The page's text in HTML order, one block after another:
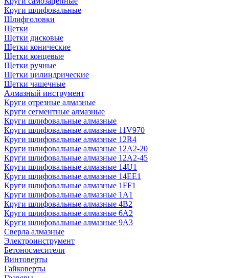
Круги шлифовальные
Шлифголовки
Щетки
Щетки дисковые
Щетки конические
Щетки концевые
Щетки ручные
Щетки цилиндрические
Щетки чашечные
Алмазный инструмент
Круги отрезные алмазные
Круги сегментные алмазные
Круги шлифовальные алмазные
Круги шлифовальные алмазные 11V970
Круги шлифовальные алмазные 12R4
Круги шлифовальные алмазные 12А2-20
Круги шлифовальные алмазные 12А2-45
Круги шлифовальные алмазные 14U1
Круги шлифовальные алмазные 14ЕЕ1
Круги шлифовальные алмазные 1FF1
Круги шлифовальные алмазные 1А1
Круги шлифовальные алмазные 4В2
Круги шлифовальные алмазные 6A2
Круги шлифовальные алмазные 9А3
Сверла алмазные
Электроинструмент
Бетоносмесители
Винтоверты
Гайковерты